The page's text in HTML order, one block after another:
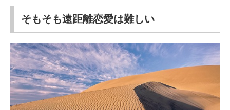
そもそも遠距離恋愛は難しい